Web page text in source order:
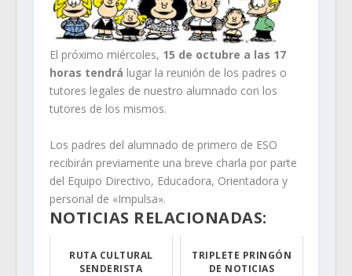
El próximo miércoles, 15 de octubre a las 17
horas tendrá lugar la reunión de los padres o
tutores legales de nuestro alumnado con los
tutores de los mismos.
Los padres del alumnado de primero de ESO
recibirán previamente una breve charla por parte
del Equipo Directivo, Educadora, Orientadora y
personal de «Impulsa».
NOTICIAS RELACIONADAS:
RUTA CULTURAL
SENDERISTA
TRIPLETE PRINGÓN
DE NOTICIAS